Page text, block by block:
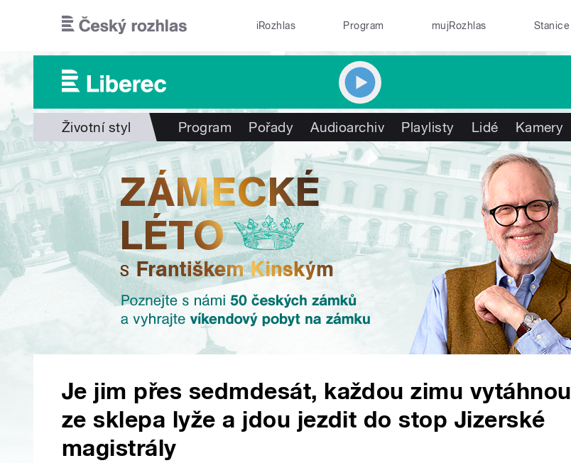
iRozhlas Program mujRozhlas Stanice
Životní styl Program Pořady Audioarchiv Playlisty Lidé Kamery
Je jim přes sedmdesát, každou zimu vytáhnou
ze sklepa lyže a jdou jezdit do stop Jizerské
magistrály